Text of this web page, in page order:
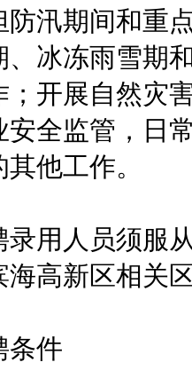
防汛期间和重
、冰冻雨雪期
；开展自然灾
安全监管，日
他工作。
人员须服从
海高新区相关
件